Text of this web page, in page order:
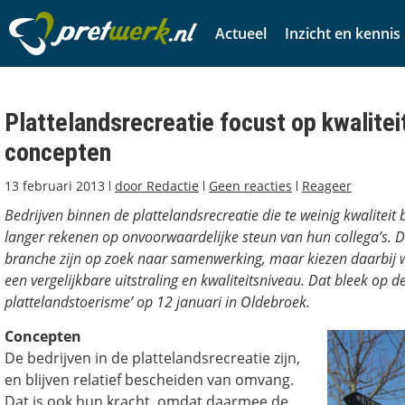
Actueel Inzicht en kennis
Plattelandsrecreatie focust op
concepten
13 februari 2013 door Redactie Geen reacties Reageer
Bedrijven binnen de plattelandsrecreatie die te weinig kwaliteit
langer rekenen op onvoorwaardelijke steun van hun collega’s.
branche zijn op zoek naar samenwerking, maar kiezen daarbij
een vergelijkbare uitstraling en kwaliteitsniveau. Dat bleek op
plattelandstoerisme’ op 12 januari in Oldebroek.
Concepten
De bedrijven in de plattelandsrecreatie zijn,
en blijven relatief bescheiden van omvang.